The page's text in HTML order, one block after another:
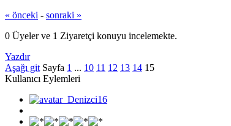
« önceki - sonraki »
0 Üyeler ve 1 Ziyaretçi konuyu incelemekte.
Yazdır
Aşağı git Sayfa 1 ... 10 11 12 13 14 15
Kullanıcı Eylemleri